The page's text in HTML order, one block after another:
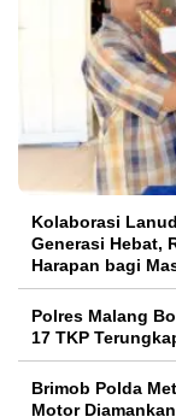
Kolaborasi
Generasi Hebat,
Harapan bagi
Polres Malang
17 TKP
Brimob Polda
Motor